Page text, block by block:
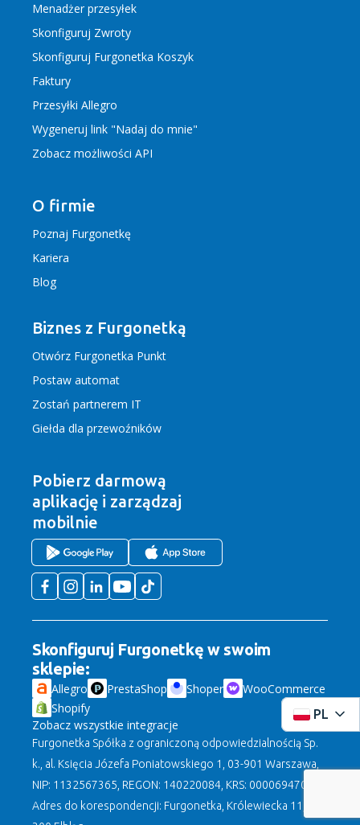
PL
Menadżer przesyłek
Skonfiguruj Zwroty
Skonfiguruj Furgonetka Koszyk
Faktury
Przesyłki Allegro
Wygeneruj link "Nadaj do mnie"
Zobacz możliwości API
O firmie
Poznaj Furgonetkę
Kariera
Blog
Biznes z Furgonetką
Otwórz Furgonetka Punkt
Postaw automat
Zostań partnerem IT
Giełda dla przewoźników
Pobierz darmową
aplikację i zarządzaj
mobilnie
Skonfiguruj Furgonetkę w swoim
sklepie:
Allegro PrestaShop Shoper
WooCommerce
Shopify
Zobacz wszystkie integracje
Furgonetka Spółka z ograniczoną odpowiedzialnością Sp.
k., al. Księcia Józefa Poniatowskiego 1, 03-901 Warszawa,
NIP: 1132567365, REGON: 140220084, KRS: 0000694708.
Adres do korespondencji: Furgonetka, Królewiecka 11, 82-